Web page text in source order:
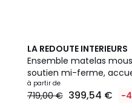
LA REDOUTE INTERIEURS
Ensemble matelas
soutien mi-ferme,
sommier
à partir de
719,00 € 399,54 € -
4,5
/ 5
2
Couleurs